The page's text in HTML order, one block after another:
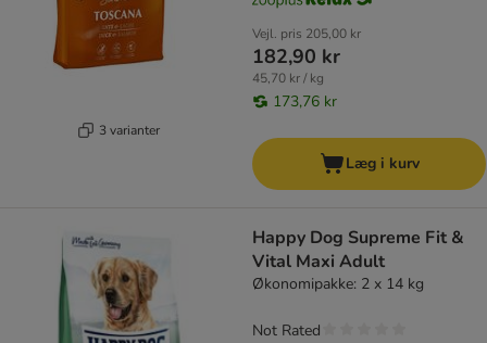
3 varianter
Vejl. pris 205,00 kr
182,90 kr
45,70 kr / kg
173,76 kr
Læg i kurv
Happy Dog Supreme Fit &
Vital Maxi Adult
Økonomipakke: 2 x 14 kg
Not Rated